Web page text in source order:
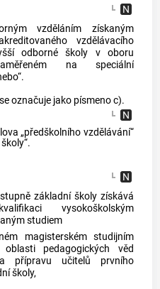
vzděláním získaným
vzdělávacího
odborné školy v oboru
na speciální
označuje jako písmeno c).
„předškolního vzdělávání“
základní školy získává
vysokoškolským
studiem
magisterském studijním
pedagogických věd
přípravu učitelů prvního
školy,